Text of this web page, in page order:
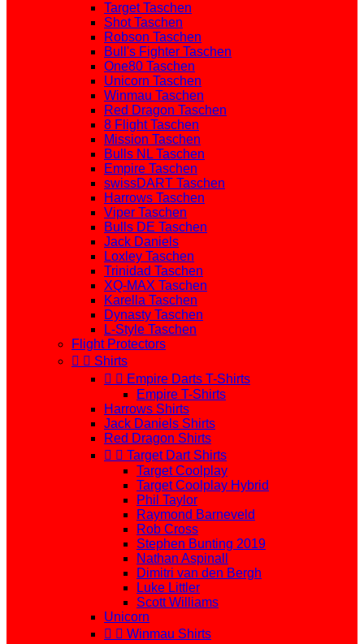
Target Taschen
Shot Taschen
Robson Taschen
Bull's Fighter Taschen
One80 Taschen
Unicorn Taschen
Winmau Taschen
Red Dragon Taschen
8 Flight Taschen
Mission Taschen
Bulls NL Taschen
Empire Taschen
swissDART Taschen
Harrows Taschen
Viper Taschen
Bulls DE Taschen
Jack Daniels
Loxley Taschen
Trinidad Taschen
XQ-MAX Taschen
Karella Taschen
Dynasty Taschen
L-Style Taschen
Flight Protectors
  Shirts
  Empire Darts T-Shirts
Empire T-Shirts
Harrows Shirts
Jack Daniels Shirts
Red Dragon Shirts
  Target Dart Shirts
Target Coolplay
Target Coolplay Hybrid
Phil Taylor
Raymond Barneveld
Rob Cross
Stephen Bunting 2019
Nathan Aspinall
Dimitri van den Bergh
Luke Littler
Scott Williams
Unicorn
  Winmau Shirts